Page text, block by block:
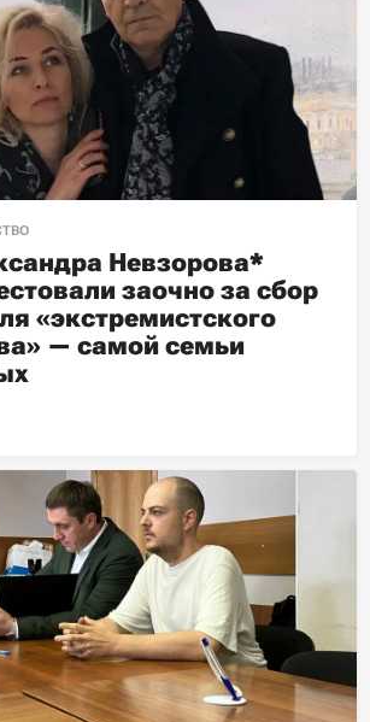
Невзорова*
заочно за сбор
«экстремистского
— самой семьи